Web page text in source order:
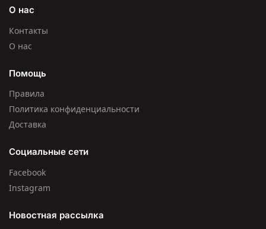
О нас
Контакты
О нас
Помощь
Правила
Политика конфиденциальности
Доставка
Социальные сети
Facebook
Instagram
Новостная рассылка